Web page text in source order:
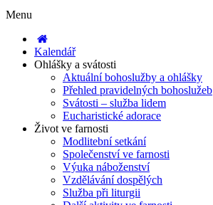
Menu
Kalendář
Ohlášky a svátosti
Aktuální bohoslužby a ohlášky
Přehled pravidelných bohoslužeb
Svátosti – služba lidem
Eucharistické adorace
Život ve farnosti
Modlitební setkání
Společenství ve farnosti
Výuka náboženství
Vzdělávání dospělých
Služba při liturgii